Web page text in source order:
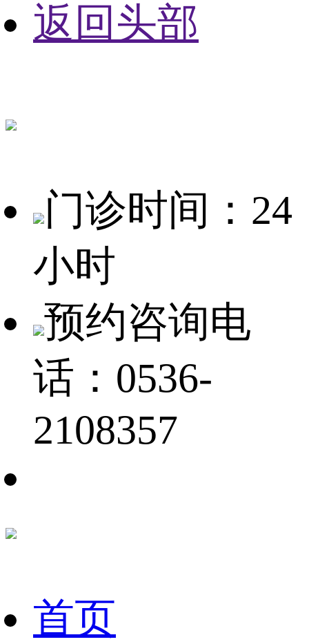
返回头部
门诊时间：24
小时
预约咨询电
话：0536-
2108357
首页